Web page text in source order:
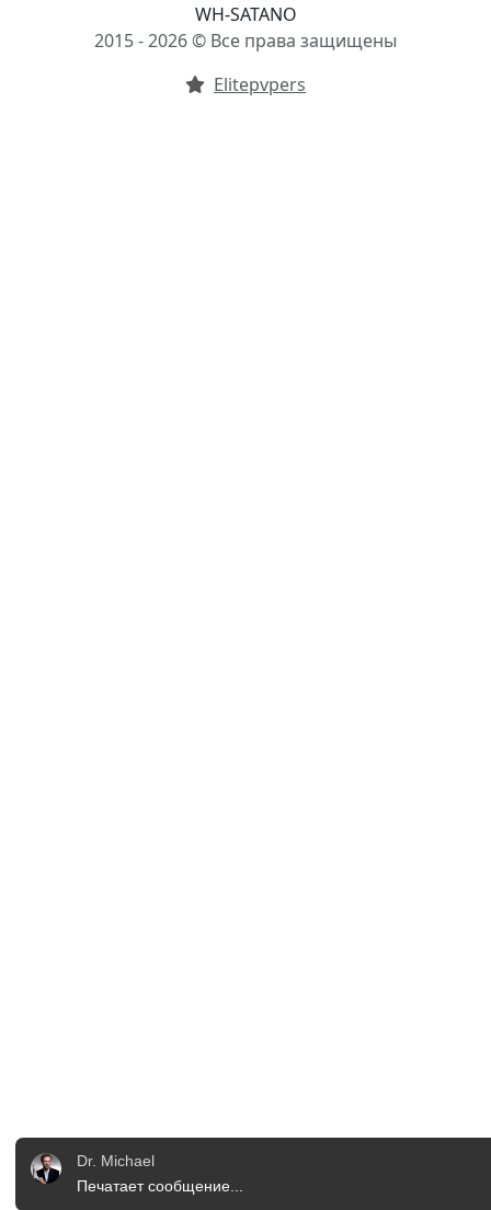
WH-SATANO
2015 - 2026 © Все права защищены
Elitepvpers
Dr. Michael
Печатает сообщение...